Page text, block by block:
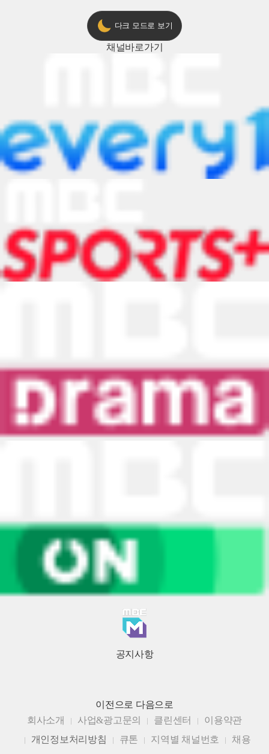
다크 모드로 보기
채널바로가기
공지사항
이전으로 다음으로
회사소개
사업&광고문의 클린센터
이용약관
개인정보처리방침
큐톤 지역별 채널번호
채용